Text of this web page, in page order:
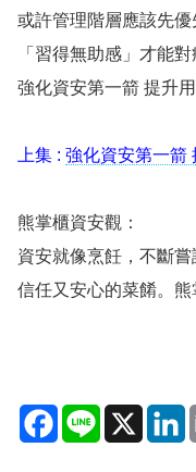
或許管理階層應該先
「習得無助感」才能對
強化資安第一箭 提升
上集 : 強化資安第一箭
熊掌櫃資安觀：
資安就像烹飪，不斷嘗
信任又安心的菜餚。熊
Facebook
Line X